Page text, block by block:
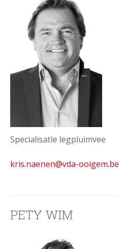
Specialisatie legpluimvee
kris.naenen@vda-ooigem.be
PETY WIM